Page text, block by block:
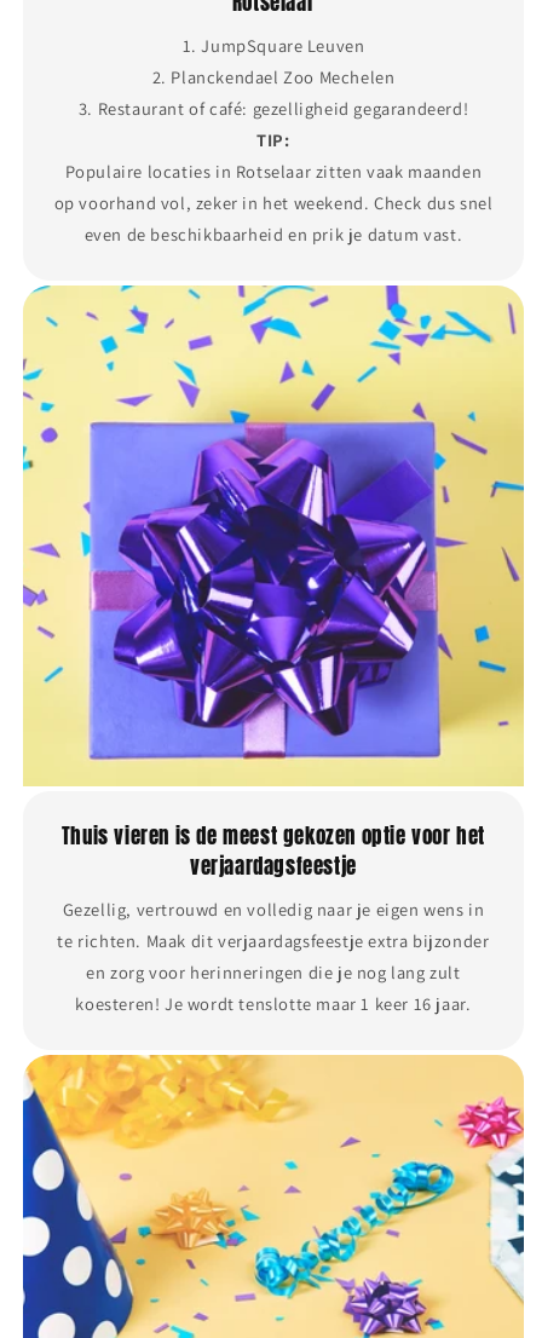
1. JumpSquare Leuven
2. Planckendael Zoo Mechelen
3. Restaurant of café: gezelligheid gegarandeerd!
TIP:
Populaire locaties in Rotselaar zitten vaak maanden
op voorhand vol, zeker in het weekend. Check dus snel
even de beschikbaarheid en prik je datum vast.
Thuis vieren is de meest gekozen optie voor het
verjaardagsfeestje
Gezellig, vertrouwd en volledig naar je eigen wens in
te richten. Maak dit verjaardagsfeestje extra bijzonder
en zorg voor herinneringen die je nog lang zult
koesteren! Je wordt tenslotte maar 1 keer 16 jaar.